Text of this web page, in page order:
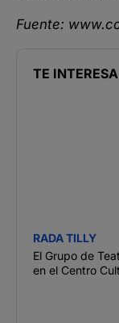
Fuente:
TE INTERESA
RADA TILLY
El Grupo de
en el Centro